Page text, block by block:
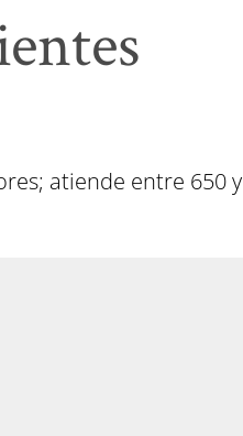
atiende entre 650 y